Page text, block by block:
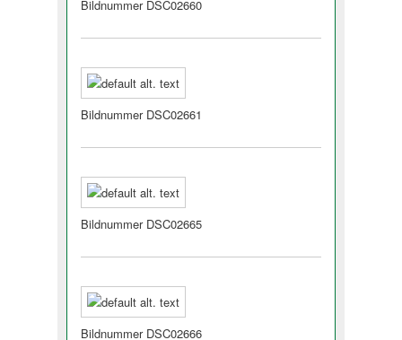
Bildnummer DSC02660
Bildnummer DSC02661
Bildnummer DSC02665
Bildnummer DSC02666